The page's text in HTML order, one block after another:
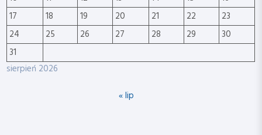
sierpień 2026
17
18 19 20 21 22
23
24
25 26 27 28 29
30
31
« lip